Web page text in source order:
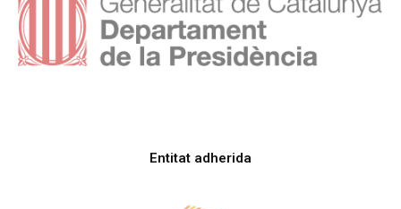
Entitat adherida